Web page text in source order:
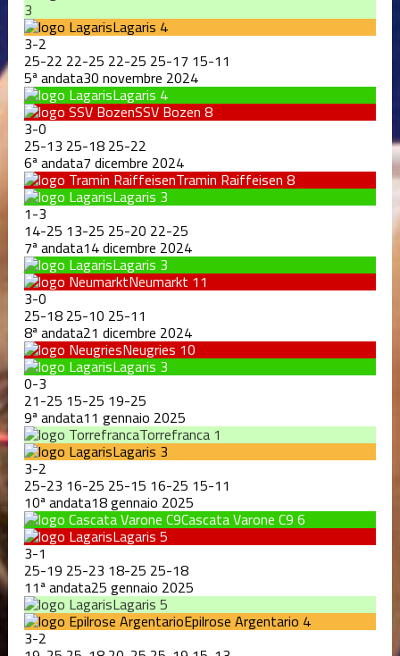
3
Lagaris 4
3-2
25-22 22-25 22-25 25-17 15-11
5ª andata30 novembre 2024
Lagaris 4
SSV Bozen 8
3-0
25-13 25-18 25-22
6ª andata7 dicembre 2024
Tramin Raiffeisen 8
Lagaris 3
1-3
14-25 13-25 25-20 22-25
7ª andata14 dicembre 2024
Lagaris 3
Neumarkt 11
3-0
25-18 25-10 25-11
8ª andata21 dicembre 2024
Neugries 10
Lagaris 3
0-3
21-25 15-25 19-25
9ª andata11 gennaio 2025
Torrefranca 1
Lagaris 3
3-2
25-23 16-25 25-15 16-25 15-11
10ª andata18 gennaio 2025
Cascata Varone C9 6
Lagaris 5
3-1
25-19 25-23 18-25 25-18
11ª andata25 gennaio 2025
Lagaris 5
Epilrose Argentario 4
3-2